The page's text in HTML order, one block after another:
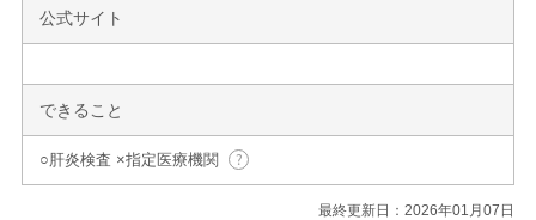
公式サイト
できること
○肝炎検査 ×指定医療機関
最終更新日：2026年01月07日